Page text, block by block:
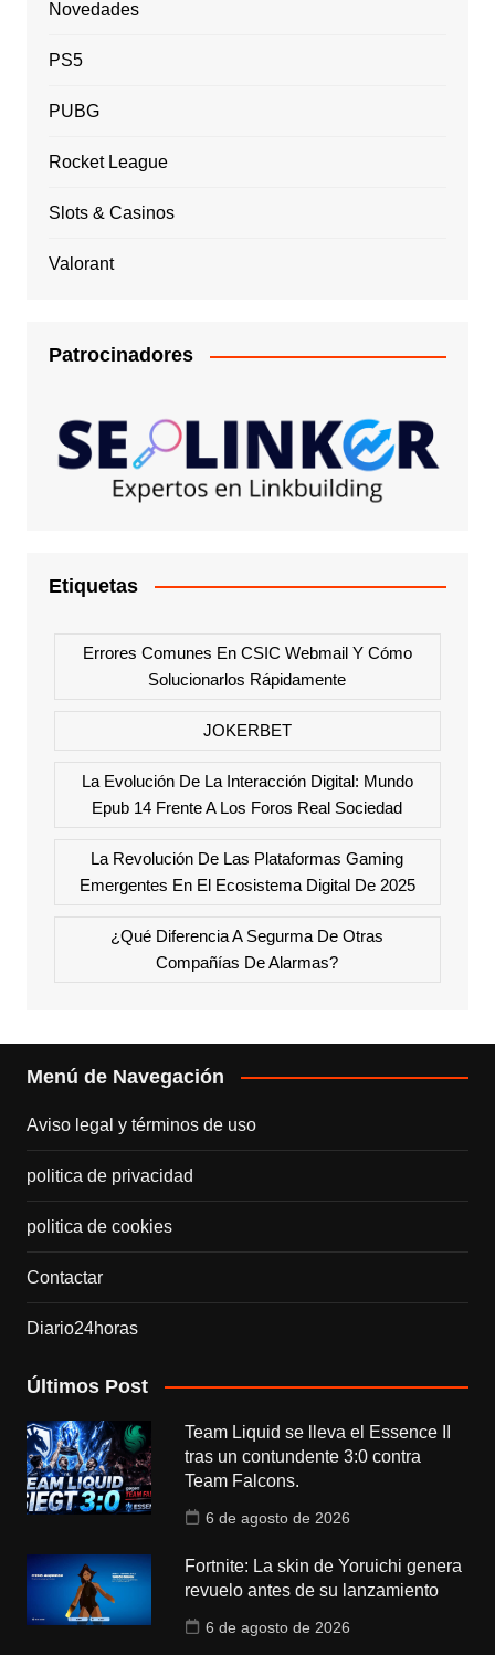
Novedades
PS5
PUBG
Rocket League
Slots & Casinos
Valorant
Patrocinadores
Etiquetas
Errores Comunes En CSIC Webmail Y Cómo
Solucionarlos Rápidamente
JOKERBET
La Evolución De La Interacción Digital: Mundo
Epub 14 Frente A Los Foros Real Sociedad
La Revolución De Las Plataformas Gaming
Emergentes En El Ecosistema Digital De 2025
¿Qué Diferencia A Segurma De Otras
Compañías De Alarmas?
Menú de Navegación
Aviso legal y términos de uso
politica de privacidad
politica de cookies
Contactar
Diario24horas
Últimos Post
Team Liquid se lleva el Essence II
tras un contundente 3:0 contra
Team Falcons.
6 de agosto de 2026
Fortnite: La skin de Yoruichi genera
revuelo antes de su lanzamiento
6 de agosto de 2026